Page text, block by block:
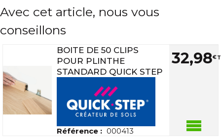
Avec cet article, nous vous
conseillons
BOITE DE 50 CLIPS
POUR PLINTHE
STANDARD QUICK STEP
Référence : 000413
32,98€